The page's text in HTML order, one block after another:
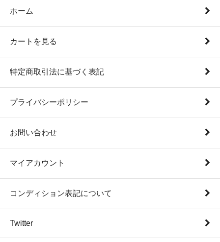
ホーム
カートを見る
特定商取引法に基づく表記
プライバシーポリシー
お問い合わせ
マイアカウント
コンディション表記について
Twitter